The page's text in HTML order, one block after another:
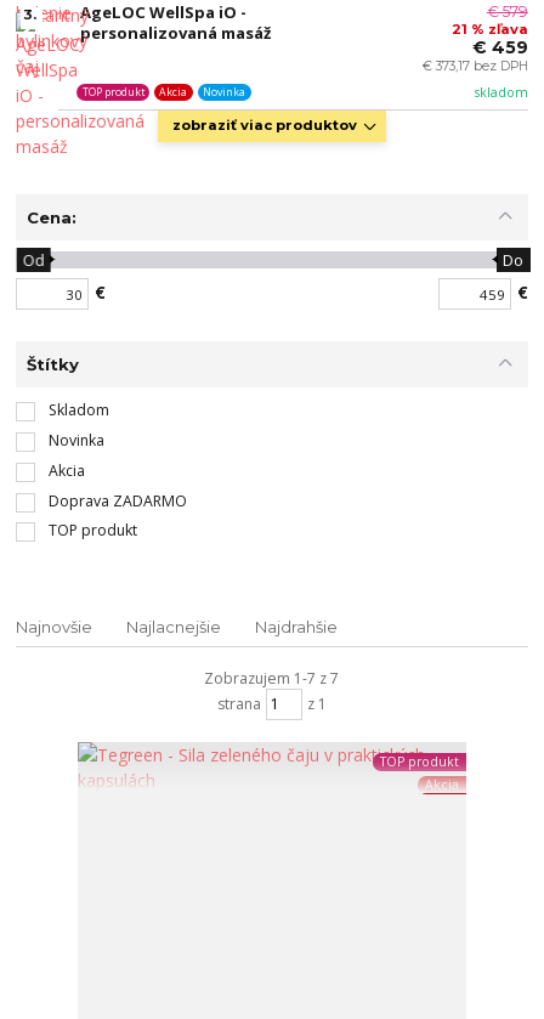
3.
AgeLOC WellSpa iO -
personalizovaná masáž
skladom
TOP produkt Akcia Novinka
€ 579
21 % zľava
€ 459
€ 373,17 bez DPH
zobraziť viac produktov
Cena:
€
Od Do
€
Štítky
Skladom
Novinka
Akcia
Doprava ZADARMO
TOP produkt
Najnovšie Najlacnejšie Najdrahšie
Zobrazujem 1-7 z 7
strana
z 1
TOP produkt
Akcia